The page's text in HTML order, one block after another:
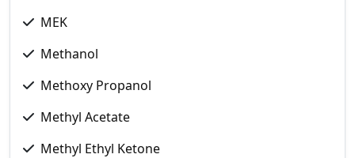
MEK
Methanol
Methoxy Propanol
Methyl Acetate
Methyl Ethyl Ketone